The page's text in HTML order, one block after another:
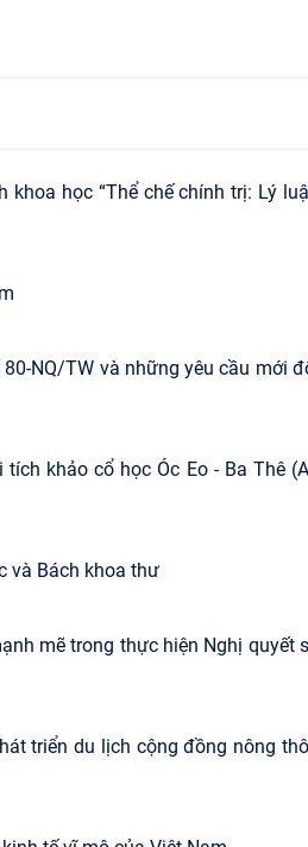
học “Thể chế chính trị: Lý
NQ/TW và những yêu cầu mới
khảo cổ học Óc Eo - Ba Thê
và Bách khoa thư
mẽ trong thực hiện Nghị quyết
triển du lịch cộng đồng nông